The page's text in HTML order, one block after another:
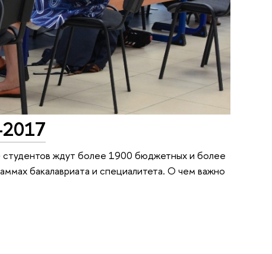
ждут более 1900 бюджетных и более
бакалавриата и специалитета. О чем важно